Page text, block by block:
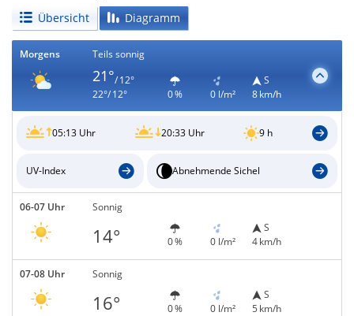
Übersicht Diagramm
Morgens Teils sonnig
21°/ 12°
22°/ 12°
0 % 0 l/m²
S
8 km/h
05:13 Uhr 20:33 Uhr 9 h
UV-Index Abnehmende Sichel
06-07 Uhr Sonnig
14° 0 % 0 l/m²
S
4 km/h
07-08 Uhr Sonnig
16° 0 % 0 l/m²
S
5 km/h